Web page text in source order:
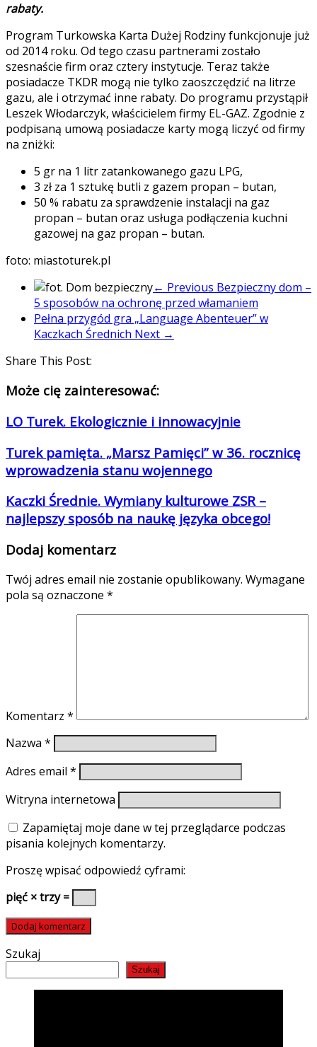
rabaty.
Program Turkowska Karta Dużej Rodziny funkcjonuje już
od 2014 roku. Od tego czasu partnerami zostało
szesnaście firm oraz cztery instytucje. Teraz także
posiadacze TKDR mogą nie tylko zaoszczędzić na litrze
gazu, ale i otrzymać inne rabaty. Do programu przystąpił
Leszek Włodarczyk, właścicielem firmy EL-GAZ. Zgodnie z
podpisaną umową posiadacze karty mogą liczyć od firmy
na zniżki:
5 gr na 1 litr zatankowanego gazu LPG,
3 zł za 1 sztukę butli z gazem propan – butan,
50 % rabatu za sprawdzenie instalacji na gaz
propan – butan oraz usługa podłączenia kuchni
gazowej na gaz propan – butan.
foto: miastoturek.pl
← Previous Bezpieczny dom –
5 sposobów na ochronę przed włamaniem
Pełna przygód gra „Language Abenteuer” w
Kaczkach Średnich Next →
Share This Post:
Może cię zainteresować:
LO Turek. Ekologicznie i innowacyjnie
Turek pamięta. „Marsz Pamięci” w 36. rocznicę
wprowadzenia stanu wojennego
Kaczki Średnie. Wymiany kulturowe ZSR –
najlepszy sposób na naukę języka obcego!
Dodaj komentarz
Twój adres email nie zostanie opublikowany. Wymagane
pola są oznaczone *
Komentarz *
Nazwa *
Adres email *
Witryna internetowa
Zapamiętaj moje dane w tej przeglądarce podczas
pisania kolejnych komentarzy.
Proszę wpisać odpowiedź cyframi:
pięć × trzy =
Szukaj
Szukaj